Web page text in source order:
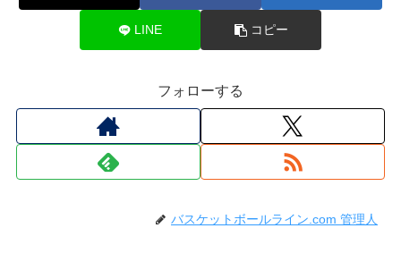
LINE コピー
フォローする
バスケットボールライン.com 管理人